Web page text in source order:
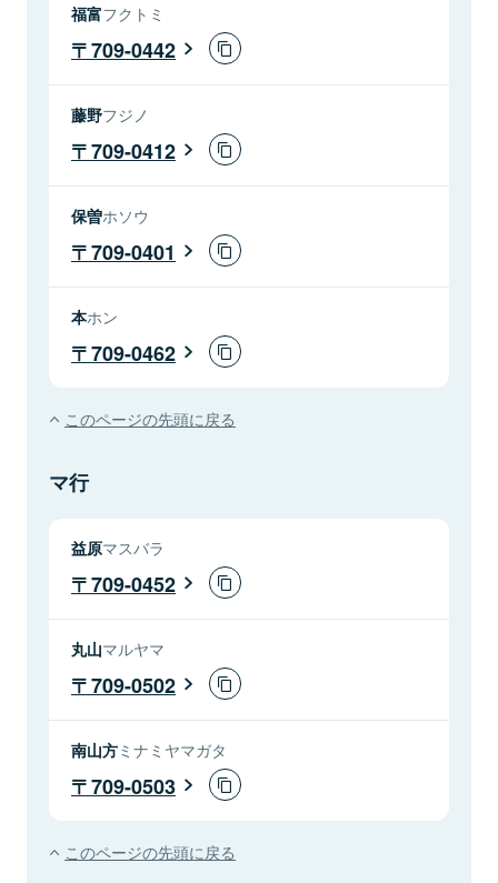
福富フクトミ
709-0442
藤野フジノ
709-0412
保曽ホソウ
709-0401
本ホン
709-0462
このページの先頭に戻る
マ行
益原マスバラ
709-0452
丸山マルヤマ
709-0502
南山方ミナミヤマガタ
709-0503
このページの先頭に戻る